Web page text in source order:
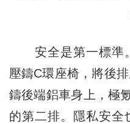
安全是第一標準
壓鑄C環座椅，將後
鑄後端鋁車身上，極
的第二排。隱私安全